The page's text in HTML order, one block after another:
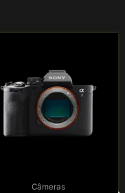
Câmeras